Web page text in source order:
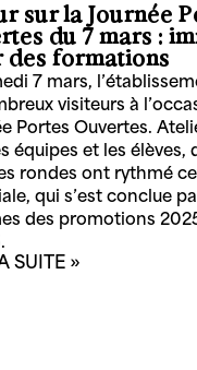
sur la Journée
du 7 mars :
formations
7 mars,
visiteurs à
Portes Ouvertes.
équipes et les élèves,
rondes ont rythmé
qui s’est conclue
des promotions
SUITE »